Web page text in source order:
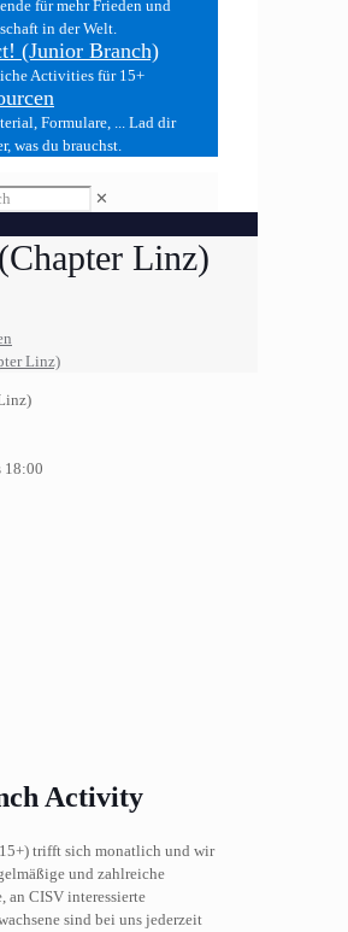
für mehr Frieden und
in der Welt.
(Junior Branch)
Activities für 15+
Formulare, ... Lad dir
was du brauchst.
✕
Linz)
Linz)
18:00
Activity
trifft sich monatlich und wir
und zahlreiche
an CISV interessierte
sind bei uns jederzeit